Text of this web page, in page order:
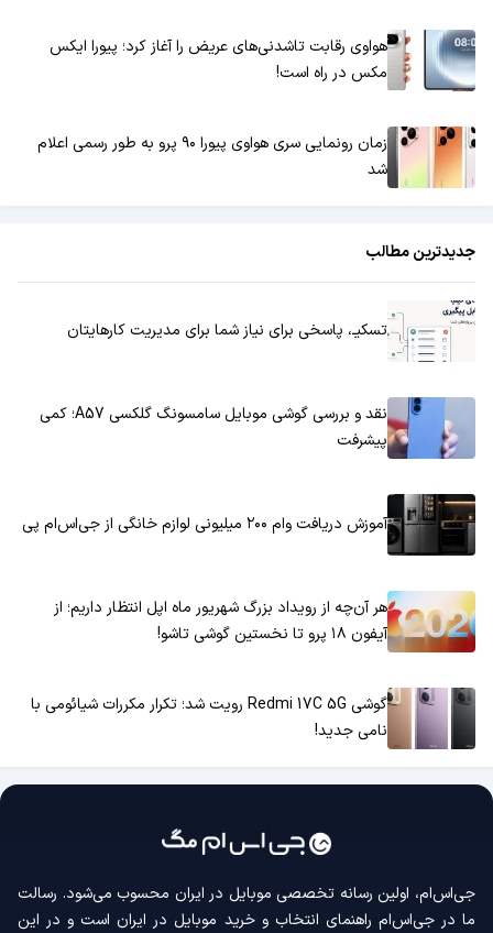
هواوی رقابت تاشدنی‌های عریض را آغاز کرد؛ پیورا ایکس
مکس در راه است!
زمان رونمایی سری هواوی پیورا ۹۰ پرو به طور رسمی اعلام
شد
جدیدترین مطالب
تسکیـ، پاسخی برای نیاز شما برای مدیریت کارهایتان
نقد و بررسی گوشی موبایل سامسونگ گلکسی A57؛ کمی
پیشرفت
آموزش دریافت وام ۲۰۰ میلیونی لوازم خانگی از جی‌اس‌ام پی
هر آن‌چه از رویداد بزرگ شهریور ماه اپل انتظار داریم؛ از
آیفون ۱۸ پرو تا نخستین گوشی تاشو!
گوشی Redmi 17C 5G رویت شد؛ تکرار مکررات شیائومی با
نامی جدید!
جی‌اس‌ام، اولین رسانه‌ تخصصی موبایل در ایران محسوب می‌شود. رسالت
ما در جی‌اس‌ام راهنمای انتخاب و خرید موبایل در ایران است و در این